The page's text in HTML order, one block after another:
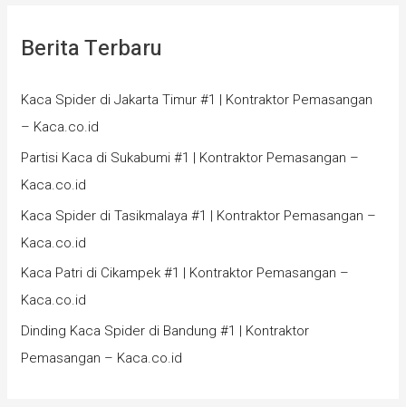
Berita Terbaru
Kaca Spider di Jakarta Timur #1 | Kontraktor Pemasangan
– Kaca.co.id
Partisi Kaca di Sukabumi #1 | Kontraktor Pemasangan –
Kaca.co.id
Kaca Spider di Tasikmalaya #1 | Kontraktor Pemasangan –
Kaca.co.id
Kaca Patri di Cikampek #1 | Kontraktor Pemasangan –
Kaca.co.id
Dinding Kaca Spider di Bandung #1 | Kontraktor
Pemasangan – Kaca.co.id